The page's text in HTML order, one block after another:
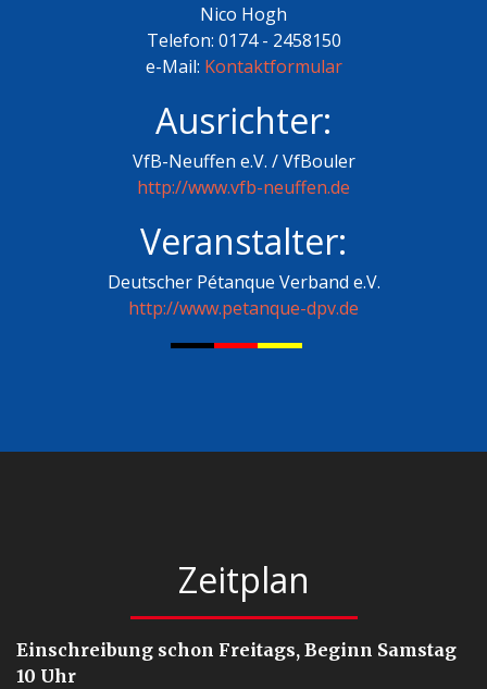
Nico Hogh
Telefon: 0174 - 2458150
e-Mail: Kontaktformular
Ausrichter:
VfB-Neuffen e.V. / VfBouler
http://www.vfb-neuffen.de
Veranstalter:
Deutscher Pétanque Verband e.V.
http://www.petanque-dpv.de
Zeitplan
Einschreibung schon Freitags, Beginn Samstag
10 Uhr